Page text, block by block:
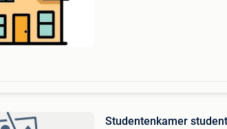
Studentenkamer